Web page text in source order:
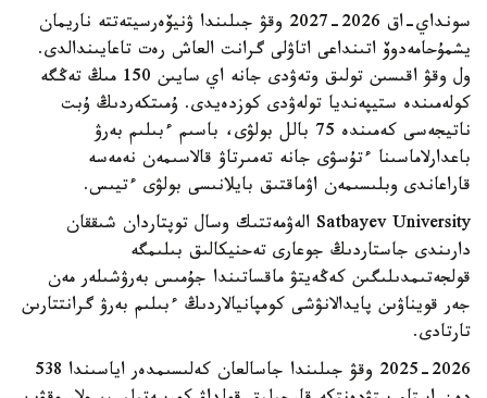
سونداي-اق 2026-2027 وقۋ جىلىندا ۋنيۆەرسيتەتتە ناريمان
يشمۇحامەدوۆ اتىنداعى اتاۋلى گرانت العاش رەت تاعايىندالدى.
ول وقۋ اقىسىن تولىق وتەۋدى جانە اي سايىن 150 مىڭ تەڭگە
كولەمىندە ستيپەنديا تولەۋدى كوزدەيدى. ۇمىتكەردىڭ ۇبت
ناتيجەسى كەمىندە 75 بالل بولۋى، باسىم ءبىلىم بەرۋ
باعدارلاماسىنا ءتۇسۋى جانە تەمىرتاۋ قالاسىمەن نەمەسە
قاراعاندى وبلىسىمەن اۋماقتىق بايلانىسى بولۋى ءتيىس.
Satbayev University الەۋمەتتىك وسال توپتاردان شىققان
دارىندى جاستاردىڭ جوعارى تەحنيكالىق بىلىمگە
قولجەتىمدىلىگىن كەڭەيتۋ ماقساتىندا جۇمىس بەرۋشىلەر مەن
جەر قويناۋىن پايدالانۋشى كومپانيالاردىڭ ءبىلىم بەرۋ گرانتتارىن
تارتادى.
2025-2026 وقۋ جىلىندا جاسالعان كەلىسىمدەر اياسىندا 538